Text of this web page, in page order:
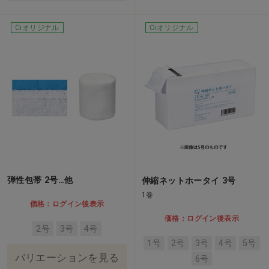
Ciオリジナル
弾性包帯 2号…他
価格：ログイン後表示
2号 3号 4号
バリエーションを見る
Ciオリジナル
伸縮ネットホータイ 3号
1巻
価格：ログイン後表示
1号 2号 3号 4号
5号
6号